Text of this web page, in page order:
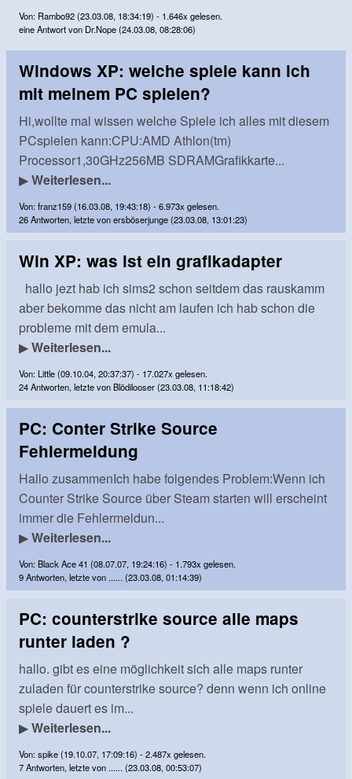
Von: Rambo92 (23.03.08, 18:34:19) - 1.646x gelesen.
eine Antwort von Dr.Nope (24.03.08, 08:28:06)
Windows XP: welche spiele kann ich
mit meinem PC spielen?
Hi,wollte mal wissen welche Spiele ich alles mit diesem
PCspielen kann:CPU:AMD Athlon(tm)
Processor1,30GHz256MB SDRAMGrafikkarte...
▶Weiterlesen...
Von: franz159 (16.03.08, 19:43:18) - 6.973x gelesen.
26 Antworten, letzte von ersböserjunge (23.03.08, 13:01:23)
Win XP: was ist ein grafikadapter
hallo jezt hab ich sims2 schon seitdem das rauskamm
aber bekomme das nicht am laufen ich hab schon die
probleme mit dem emula...
▶Weiterlesen...
Von: Little (09.10.04, 20:37:37) - 17.027x gelesen.
24 Antworten, letzte von Blödilooser (23.03.08, 11:18:42)
PC: Conter Strike Source
Fehlermeldung
Hallo zusammenIch habe folgendes Problem:Wenn ich
Counter Strike Source über Steam starten will erscheint
immer die Fehlermeldun...
▶Weiterlesen...
Von: Black Ace 41 (08.07.07, 19:24:16) - 1.793x gelesen.
9 Antworten, letzte von ...... (23.03.08, 01:14:39)
PC: counterstrike source alle maps
runter laden ?
hallo. gibt es eine möglichkeit sich alle maps runter
zuladen für counterstrike source? denn wenn ich online
spiele dauert es im...
▶Weiterlesen...
Von: spike (19.10.07, 17:09:16) - 2.487x gelesen.
7 Antworten, letzte von ...... (23.03.08, 00:53:07)